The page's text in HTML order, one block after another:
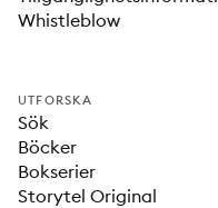
Whistleblow
UTFORSKA
Sök
Böcker
Bokserier
Storytel Original